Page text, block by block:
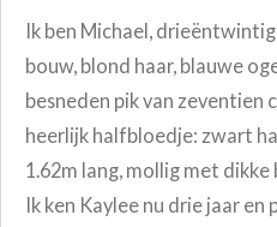
Ik ben Michael,
bouw, blond haar, blauwe
besneden pik van zeventien
heerlijk halfbloedje: zwart
1.62m lang, mollig met dikke
Ik ken Kaylee nu drie jaar en